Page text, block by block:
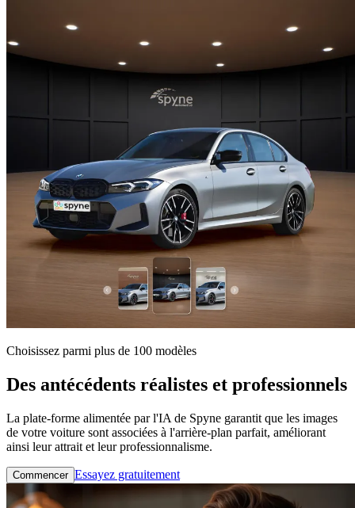
Choisissez parmi plus de 100 modèles
Des antécédents réalistes et professionnels
La plate-forme alimentée par l'IA de Spyne garantit que les images
de votre voiture sont associées à l'arrière-plan parfait, améliorant
ainsi leur attrait et leur professionnalisme.
Commencer Essayez gratuitement